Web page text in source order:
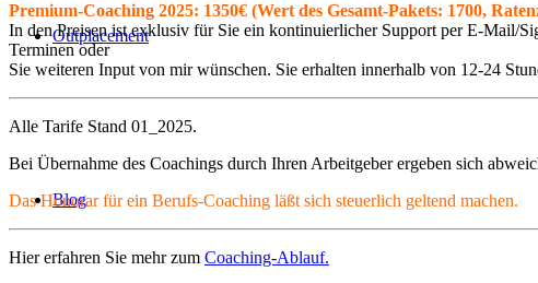
Outplacement
Blog
Premium-Coaching 2025: 1350€ (Wert des Gesamt-Pakets: 1700,
In den Preisen ist exklusiv für Sie ein kontinuierlicher Support per E-Mail/
Terminen oder
Sie weiteren Input von mir wünschen. Sie erhalten innerhalb von 12-24
Alle Tarife Stand 01_2025.
Bei Übernahme des Coachings durch Ihren Arbeitgeber ergeben sich
Das Honorar für ein Berufs-Coaching läßt sich steuerlich geltend machen.
Hier erfahren Sie mehr zum Coaching-Ablauf.